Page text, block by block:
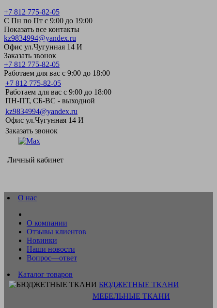
+7 812 775-82-05
С Пн по Пт с 9:00 до 19:00
Показать все контакты
kz9834994@yandex.ru
Офис ул.Чугунная 14 И
Заказать звонок
+7 812 775-82-05
Работаем для вас с 9:00 до 18:00
+7 812 775-82-05
Работаем для вас с 9:00 до 18:00
ПН-ПТ, СБ-ВС - выходной
kz9834994@yandex.ru
Офис ул.Чугунная 14 И
Заказать звонок
Личный кабинет
О нас
О компании
Отзывы клиентов
Новинки
Наши новости
Вопрос—ответ
Каталог товаров
БЮДЖЕТНЫЕ ТКАНИ
МЕБЕЛЬНЫЕ ТКАНИ